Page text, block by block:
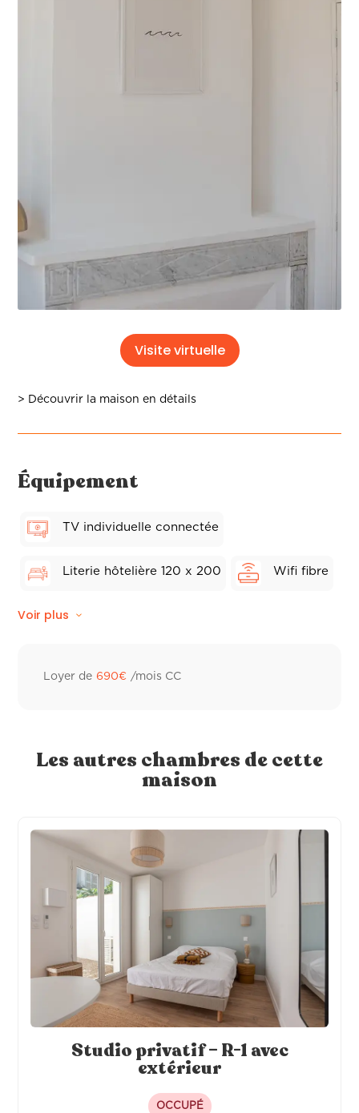
Visite virtuelle
> Découvrir la maison en détails
Équipement
TV individuelle connectée
Literie hôtelière 120 x 200 Wifi fibre
Linge de lit
Voir plus
Loyer de 690€ /mois CC
Les autres chambres de cette
maison
Studio privatif – R-1 avec
extérieur
OCCUPÉ